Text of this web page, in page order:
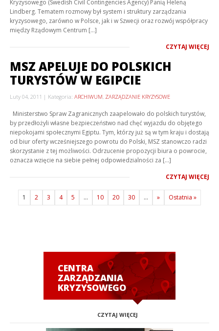
Kryzysowego (Swedish Civil Contingencies Agency) Panią Heleną
Lindberg. Tematem rozmowy był system i struktury zarządzania
kryzysowego, zarówno w Polsce, jak i w Szwecji oraz rozwój współpracy
między Rządowym Centrum […]
CZYTAJ WIĘCEJ
MSZ APELUJE DO POLSKICH
TURYSTÓW W EGIPCIE
Luty 04, 2011 Kategoria: ARCHIWUM, ZARZĄDZANIE KRYZYSOWE
Ministerstwo Spraw Zagranicznych zaapelowało do polskich turystów,
by przedłożyli własne bezpieczeństwo nad chęć wyjazdu do objętego
niepokojami społecznymi Egiptu. Tym, którzy już są w tym kraju i dostają
od biur oferty wcześniejszego powrotu do Polski, MSZ stanowczo radzi
skorzystanie z tej możliwości. Odrzucenie propozycji biura o powrocie,
oznacza wzięcie na siebie pełnej odpowiedzialności za […]
CZYTAJ WIĘCEJ
1 2 3 4 5 ... 10 20 30 ... » Ostatnia »
CENTRA
ZARZĄDZANIA
KRYZYSOWEGO
CZYTAJ WIĘCEJ